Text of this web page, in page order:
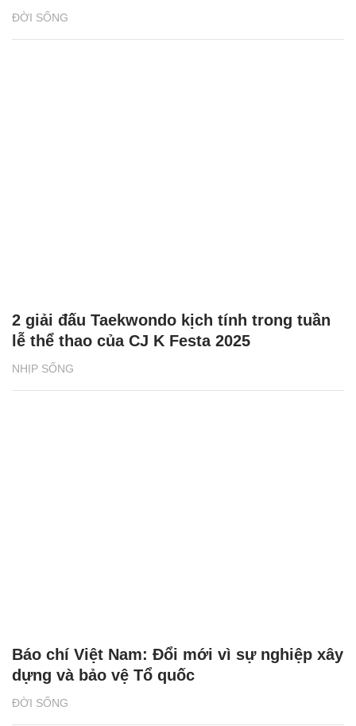
ĐỜI SỐNG
NHỊP SỐNG
2 giải đấu Taekwondo kịch tính trong tuần
lễ thể thao của CJ K Festa 2025
ĐỜI SỐNG
Báo chí Việt Nam: Đổi mới vì sự nghiệp xây
dựng và bảo vệ Tổ quốc